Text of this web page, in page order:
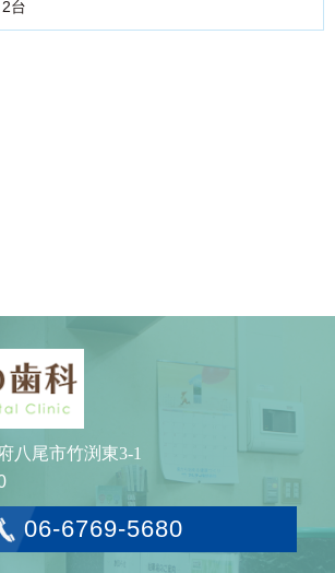
2台
八尾市竹渕東3-1
06-6769-5680